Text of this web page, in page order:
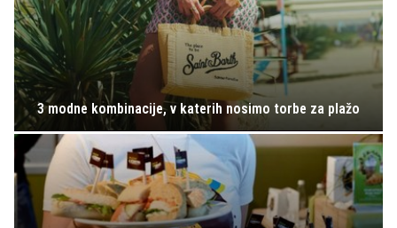
3 modne kombinacije, v katerih nosimo torbe za plažo